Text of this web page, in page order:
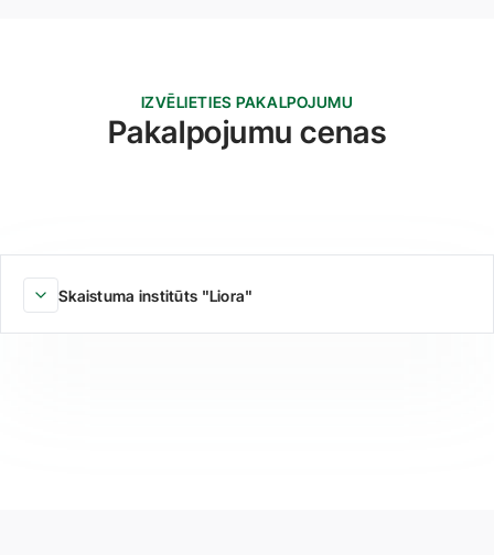
IZVĒLIETIES PAKALPOJUMU
Pakalpojumu cenas
Skaistuma institūts "Liora"